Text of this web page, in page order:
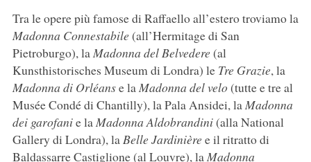
Tra le opere più famose di Raffaello all’estero troviamo la
Madonna Connestabile(all’Hermitage di San
Pietroburgo), laMadonna del Belvedere(al
Kunsthistorisches Museum di Londra) le Tre Grazie, la
Madonna di Orléanse laMadonna del velo(tutte e tre al
Musée Condé di Chantilly), la Pala Ansidei, laMadonna
dei garofanie laMadonna Aldobrandini(alla National
Gallery di Londra), laBelle Jardinièree il ritratto di
Baldassarre Castiglione (al Louvre), laMadonna